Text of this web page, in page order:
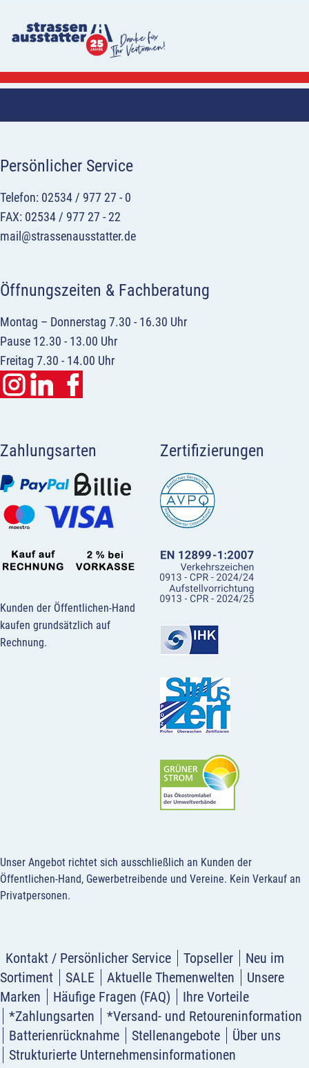
Persönlicher Service
Telefon: 02534 / 977 27 - 0
FAX: 02534 / 977 27 - 22
mail@strassenausstatter.de
Öffnungszeiten & Fachberatung
Montag – Donnerstag 7.30 - 16.30 Uhr
Pause 12.30 - 13.00 Uhr
Freitag 7.30 - 14.00 Uhr
Zahlungsarten
Kunden der Öffentlichen-Hand
kaufen grundsätzlich auf
Rechnung.
Zertifizierungen
Unser Angebot richtet sich ausschließlich an Kunden der
Öffentlichen-Hand, Gewerbetreibende und Vereine. Kein Verkauf an
Privatpersonen.
Kontakt / Persönlicher Service Topseller
Neu im
Sortiment
SALE Aktuelle Themenwelten
Unsere
Marken
Häufige Fragen (FAQ)
Ihre Vorteile
*Zahlungsarten
*Versand- und Retoureninformation
Batterienrücknahme
Stellenangebote
Über uns
Strukturierte Unternehmensinformationen